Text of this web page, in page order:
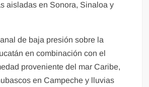
aisladas en Sonora, Sinaloa y
de baja presión sobre la
en combinación con el
proveniente del mar Caribe,
en Campeche y lluvias